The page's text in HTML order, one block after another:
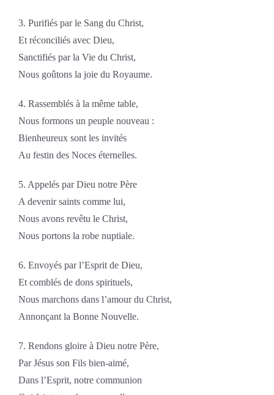
3. Purifiés par le Sang du Christ,
Et réconciliés avec Dieu,
Sanctifiés par la Vie du Christ,
Nous goûtons la joie du Royaume.
4. Rassemblés à la même table,
Nous formons un peuple nouveau :
Bienheureux sont les invités
Au festin des Noces éternelles.
5. Appelés par Dieu notre Père
A devenir saints comme lui,
Nous avons revêtu le Christ,
Nous portons la robe nuptiale.
6. Envoyés par l’Esprit de Dieu,
Et comblés de dons spirituels,
Nous marchons dans l’amour du Christ,
Annonçant la Bonne Nouvelle.
7. Rendons gloire à Dieu notre Père,
Par Jésus son Fils bien-aimé,
Dans l’Esprit, notre communion